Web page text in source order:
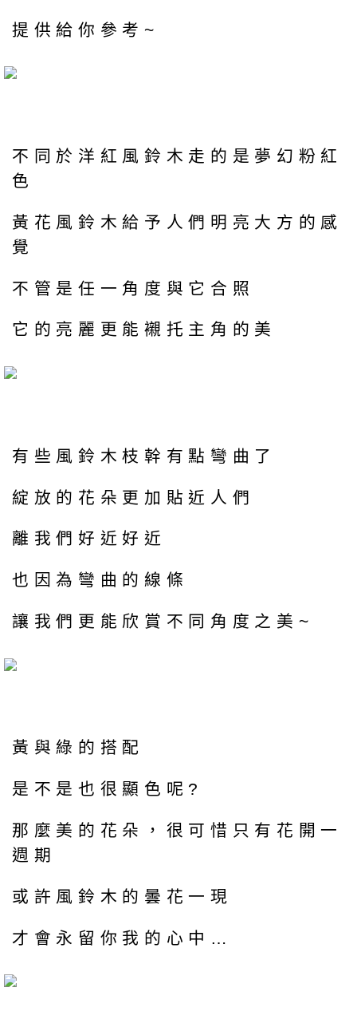
提供給你參考~
不同於洋紅風鈴木走的是夢幻粉紅
色
黃花風鈴木給予人們明亮大方的感
覺
不管是任一角度與它合照
它的亮麗更能襯托主角的美
有些風鈴木枝幹有點彎曲了
綻放的花朵更加貼近人們
離我們好近好近
也因為彎曲的線條
讓我們更能欣賞不同角度之美~
黃與綠的搭配
是不是也很顯色呢?
那麼美的花朵，很可惜只有花開一
週期
或許風鈴木的曇花一現
才會永留你我的心中…